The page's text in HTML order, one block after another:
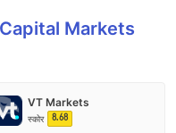
Markets
VT Markets
स्कोर 8.68